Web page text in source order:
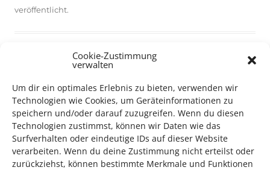
Cookie-Zustimmung
verwalten
Um dir ein optimales Erlebnis zu bieten, verwenden wir
Technologien wie Cookies, um Geräteinformationen zu
speichern und/oder darauf zuzugreifen. Wenn du diesen
Technologien zustimmst, können wir Daten wie das
Surfverhalten oder eindeutige IDs auf dieser Website
verarbeiten. Wenn du deine Zustimmung nicht erteilst oder
zurückziehst, können bestimmte Merkmale und Funktionen
veröffentlicht.
TECHNIK SUPPORT GESUCHT!
Das Kulturparkett freut sich stets überehrenamtliche
Mithilfe im Bereich Technik. Sie haben Interesse? Dann
melden Sie sich unterinfo@kulturparkett-rhein-neckar.de